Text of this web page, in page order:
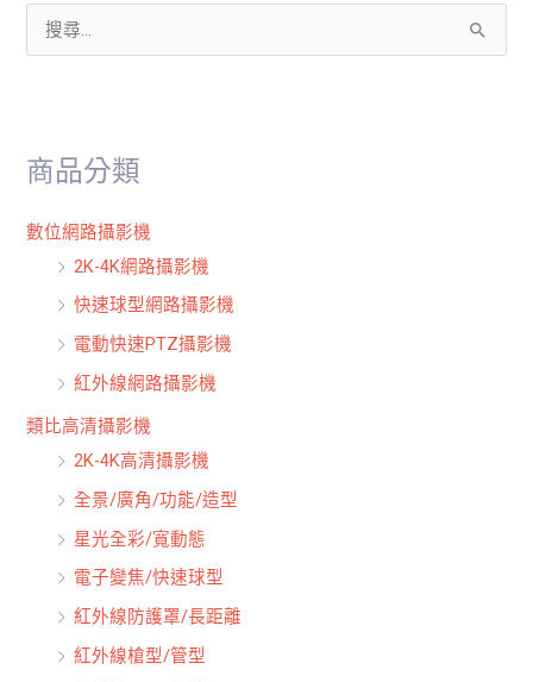
字
商品分類
數位網路攝影機
2K-4K網路攝影機
快速球型網路攝影機
電動快速PTZ攝影機
紅外線網路攝影機
類比高清攝影機
2K-4K高清攝影機
全景/廣角/功能/造型
星光全彩/寬動態
電子變焦/快速球型
紅外線防護罩/長距離
紅外線槍型/管型